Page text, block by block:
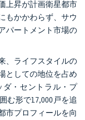
上昇が計画衛星都市
もかかわらず、サウ
パートメント市場の
、ライフスタイルの
としての地位を占め
ダ・セントラル・プ
む形で17,000戸を追
市プロフィールを向